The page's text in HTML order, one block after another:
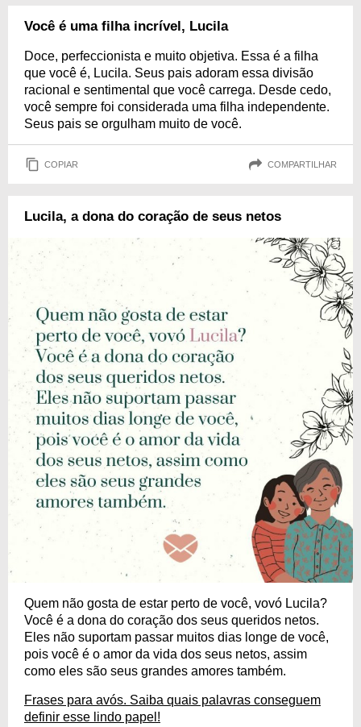
Você é uma filha incrível, Lucila
Doce, perfeccionista e muito objetiva. Essa é a filha
que você é, Lucila. Seus pais adoram essa divisão
racional e sentimental que você carrega. Desde cedo,
você sempre foi considerada uma filha independente.
Seus pais se orgulham muito de você.
COPIAR COMPARTILHAR
Lucila, a dona do coração de seus netos
Quem não gosta de estar perto de você, vovó Lucila?
Você é a dona do coração dos seus queridos netos.
Eles não suportam passar muitos dias longe de você,
pois você é o amor da vida dos seus netos, assim
como eles são seus grandes amores também.
Frases para avós. Saiba quais palavras conseguem
definir esse lindo papel!